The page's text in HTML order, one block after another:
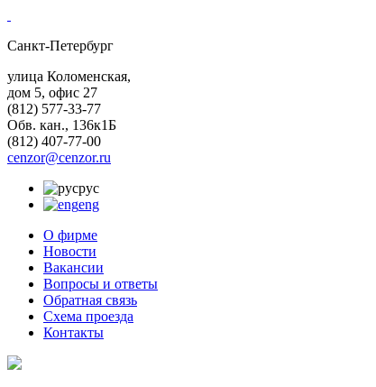
Санкт-Петербург
улица Коломенская,
дом 5, офис 27
(812) 577-33-77
Обв. кан., 136к1Б
(812) 407-77-00
cenzor@cenzor.ru
рус
eng
О фирме
Новости
Вакансии
Вопросы и ответы
Обратная связь
Схема проезда
Контакты